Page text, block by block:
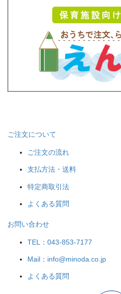
ご注文について
ご注文の流れ
支払方法・送料
特定商取引法
よくある質問
お問い合わせ
TEL：043-853-7177
Mail：info@minoda.co.jp
よくある質問